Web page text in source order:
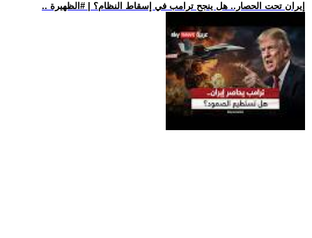
.. إيران تحت الحصار.. هل ينجح ترامب في إسقاط النظام؟ | #الظهيرة